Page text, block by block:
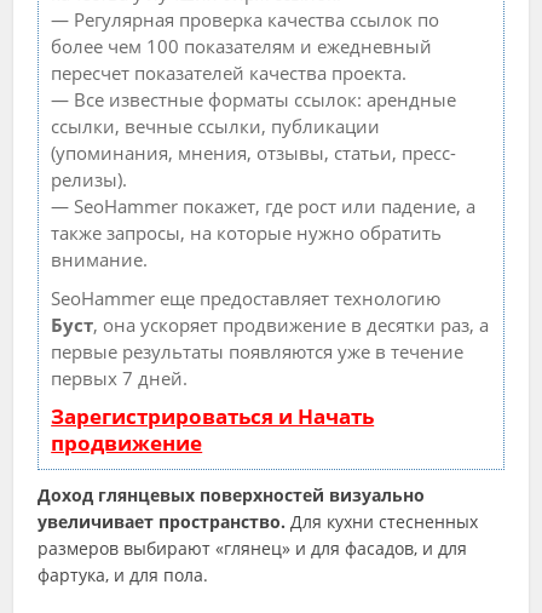
— Регулярная проверка качества ссылок по
более чем 100 показателям и ежедневный
пересчет показателей качества проекта.
— Все известные форматы ссылок: арендные
ссылки, вечные ссылки, публикации
(упоминания, мнения, отзывы, статьи, пресс-
релизы).
— SeoHammer покажет, где рост или падение, а
также запросы, на которые нужно обратить
внимание.
SeoHammer еще предоставляет технологию
Буст, она ускоряет продвижение в десятки раз, а
первые результаты появляются уже в течение
первых 7 дней.
Зарегистрироваться и Начать
продвижение
Доход глянцевых поверхностей визуально
увеличивает пространство. Для кухни стесненных
размеров выбирают «глянец» и для фасадов, и для
фартука, и для пола.